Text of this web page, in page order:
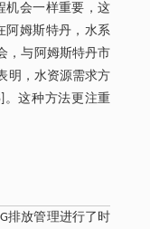
机会一样重要，这
阿姆斯特丹，水系
，与阿姆斯特丹市
明，水资源需求方
。这种方法更注重
排放管理进行了时